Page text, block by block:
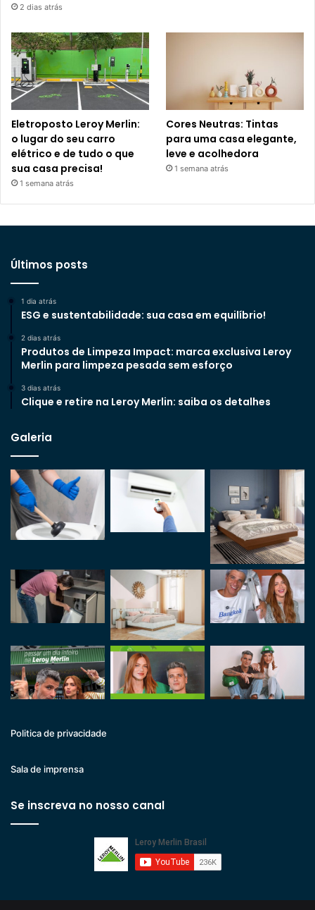
2 dias atrás
Eletroposto Leroy Merlin:
o lugar do seu carro
elétrico e de tudo o que
sua casa precisa!
1 semana atrás
Cores Neutras: Tintas
para uma casa elegante,
leve e acolhedora
1 semana atrás
Últimos posts
1 dia atrás
ESG e sustentabilidade: sua casa em equilíbrio!
2 dias atrás
Produtos de Limpeza Impact: marca exclusiva Leroy
Merlin para limpeza pesada sem esforço
3 dias atrás
Clique e retire na Leroy Merlin: saiba os detalhes
Galeria
Politica de privacidade
Sala de imprensa
Se inscreva no nosso canal